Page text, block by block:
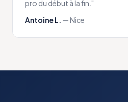
pro du début à la fin. "
Antoine L. —Nice